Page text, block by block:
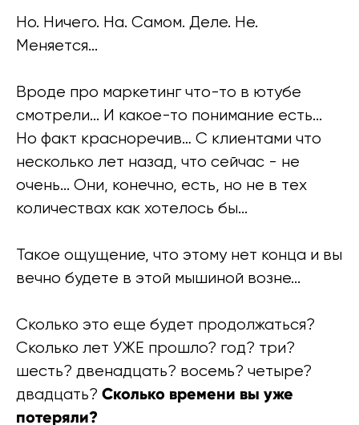
Но. Ничего. На. Самом. Деле. Не.
Меняется...
Вроде про маркетинг что-то в ютубе
смотрели... И какое-то понимание есть...
Но факт красноречив… С клиентами что
несколько лет назад, что сейчас - не
очень... Они, конечно, есть, но не в тех
количествах как хотелось бы...
Такое ощущение, что этому нет конца и вы
вечно будете в этой мышиной возне...
Сколько это еще будет продолжаться?
Сколько лет УЖЕ прошло? год? три?
шесть? двенадцать? восемь? четыре?
двадцать? Сколько времени вы уже
потеряли?